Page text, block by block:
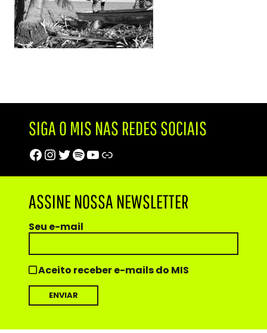
SIGA O MIS NAS REDES SOCIAIS
Facebook
Instagram
Twitter
Spotify
Youtube
Trip Advisor
ASSINE NOSSA NEWSLETTER
Seu e-mail
Aceito receber e-mails do MIS